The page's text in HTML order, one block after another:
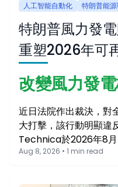
人工智能自動化
特朗普能
特朗普風力發
重塑2026年可
改變風力發
近日法院作出裁決，對
大打擊，該行動明顯違
Technica於2026年8
Aug 8, 2026 • 1 min read